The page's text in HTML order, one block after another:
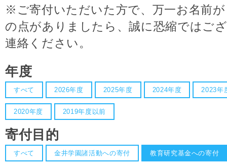
※ご寄付いただいた方で、万一お名前
の点がありましたら、誠に恐縮ではご
連絡ください。
年度
すべて 2026年度 2025年度 2024年度 2023年
2020年度 2019年度以前
寄付目的
すべて 金井学園諸活動への寄付 教育研究基金への寄付